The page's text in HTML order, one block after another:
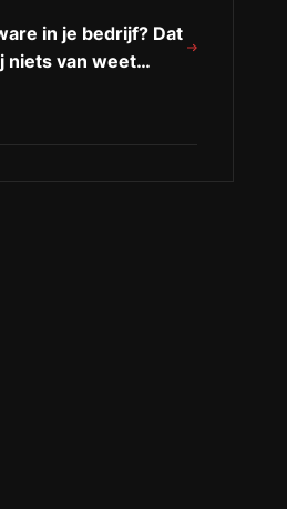
in je bedrijf? Dat
niets van weet…